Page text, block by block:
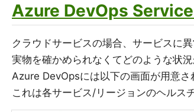
Azure DevOps
クラウドサービスの場合、サービスに
実物を確かめられなくてどのような状況
Azure DevOpsには以下の画面が用意さ
これは各サービス/リージョンのヘルス